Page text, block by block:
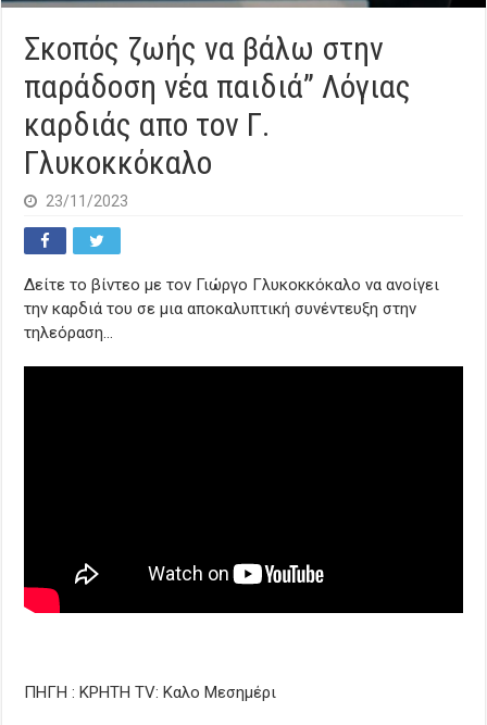
Σκοπός ζωής να βάλω στην
παράδοση νέα παιδιά” Λόγιας
καρδιάς απο τον Γ.
Γλυκοκκόκαλο
23/11/2023
Δείτε το βίντεο με τον Γιώργο Γλυκοκκόκαλο να ανοίγει
την καρδιά του σε μια αποκαλυπτική συνέντευξη στην
τηλεόραση…
ΠΗΓΗ : ΚΡΗΤΗ TV: Καλο Μεσημέρι